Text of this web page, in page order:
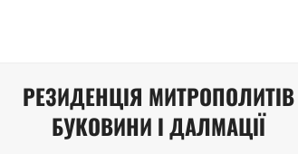
РЕЗИДЕНЦІЯ МИТРОПОЛИТІВ
БУКОВИНИ І ДАЛМАЦІЇ